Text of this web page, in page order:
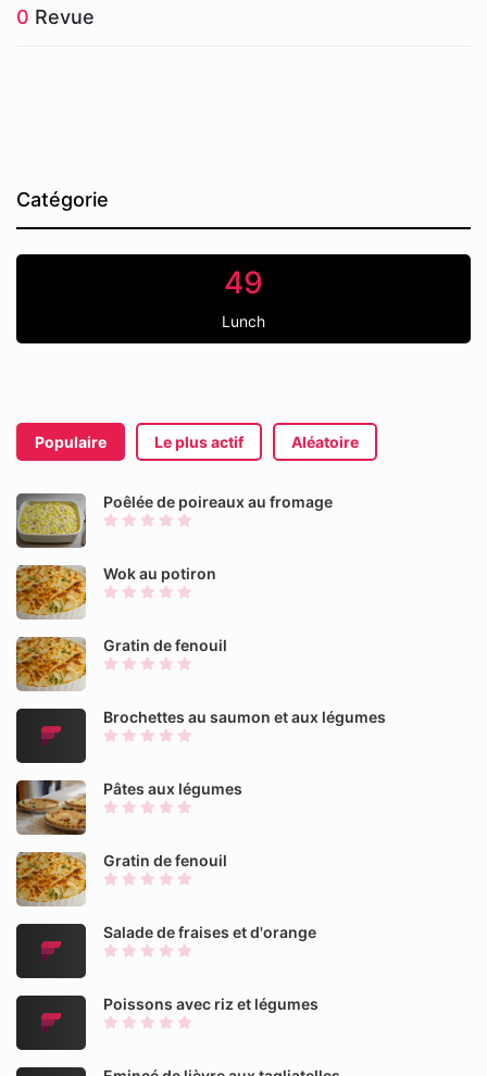
0 Revue
Catégorie
49
Lunch
Populaire Le plus actif Aléatoire
Poêlée de poireaux au fromage
Wok au potiron
Gratin de fenouil
Brochettes au saumon et aux légumes
Pâtes aux légumes
Gratin de fenouil
Salade de fraises et d'orange
Poissons avec riz et légumes